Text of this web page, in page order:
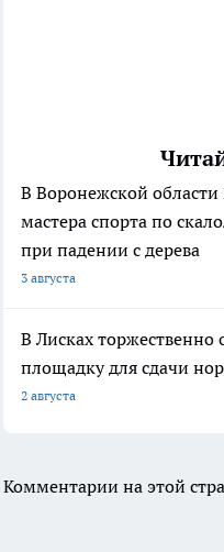
В Воронежской
мастера спорта по
при падении с дерева
3 августа
В Лисках
площадку для сдачи
2 августа
Комментарии на этой